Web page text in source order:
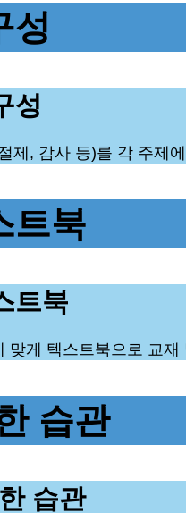
성
성
제, 감사 등)를 각 주제
트북
트북
맞게 텍스트북으로 교재
습관
습관